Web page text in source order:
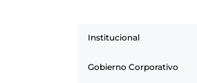
Institucional
Gobierno Corporativo